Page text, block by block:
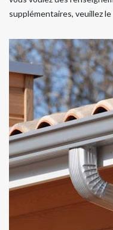
supplémentaires, veuillez